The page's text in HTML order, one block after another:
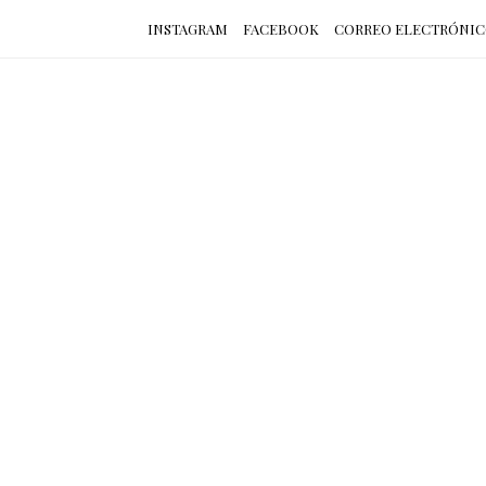
INSTAGRAM FACEBOOK CORREO